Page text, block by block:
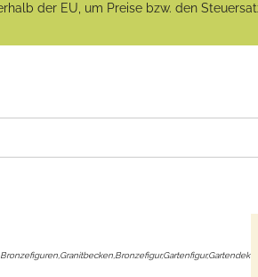
der EU, um Preise bzw. den
Bronzefiguren,Granitbecken,Bronzefigur,Gartenfigur,Gartendeko